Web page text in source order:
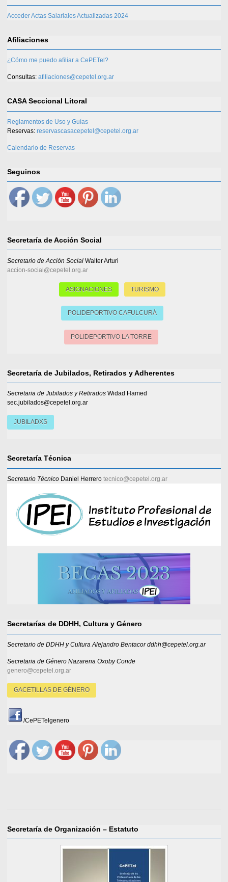
Acceder Actas Salariales Actualizadas 2024
Afiliaciones
¿Cómo me puedo afiliar a CePETel?
Consultas: afiliaciones@cepetel.org.ar
CASA Seccional Litoral
Reglamentos de Uso y Guías
Reservas: reservascasacepetel@cepetel.org.ar
Calendario de Reservas
Seguinos
Secretaría de Acción Social
Secretario de Acción Social Walter Arturi
accion-social@cepetel.org.ar
ASIGNACIONES TURISMO
POLIDEPORTIVO CAFULCURÁ
POLIDEPORTIVO LA TORRE
Secretaría de Jubilados, Retirados y Adherentes
Secretaria de Jubilados y Retirados Widad Hamed
sec.jubilados@cepetel.org.ar
JUBILADXS
Secretaría Técnica
Secretario Técnico Daniel Herrero tecnico@cepetel.org.ar
Secretarías de DDHH, Cultura y Género
Secretario de DDHH y Cultura Alejandro Bentacor ddhh@cepetel.org.ar
Secretaria de Género Nazarena Oxoby Conde
genero@cepetel.org.ar
GACETILLAS DE GÉNERO
/CePETelgenero
Secretaría de Organización – Estatuto